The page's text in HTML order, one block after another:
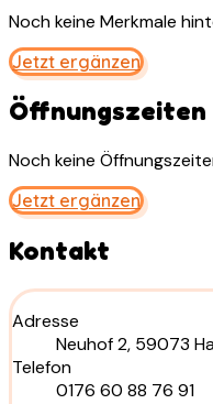
Noch keine Merkmale
Jetzt ergänzen
Öffnungszeiten
Noch keine
Jetzt ergänzen
Kontakt
Adresse
Neuhof 2, 59073
Telefon
0176 60 88 76 91